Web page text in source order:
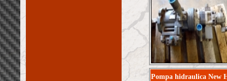
Pompa hidraulica New